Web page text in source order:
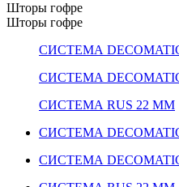
Шторы гофре
Шторы гофре
СИСТЕМА
СИСТЕМА
СИСТЕМА RUS 22 ММ
СИСТЕМА
СИСТЕМА